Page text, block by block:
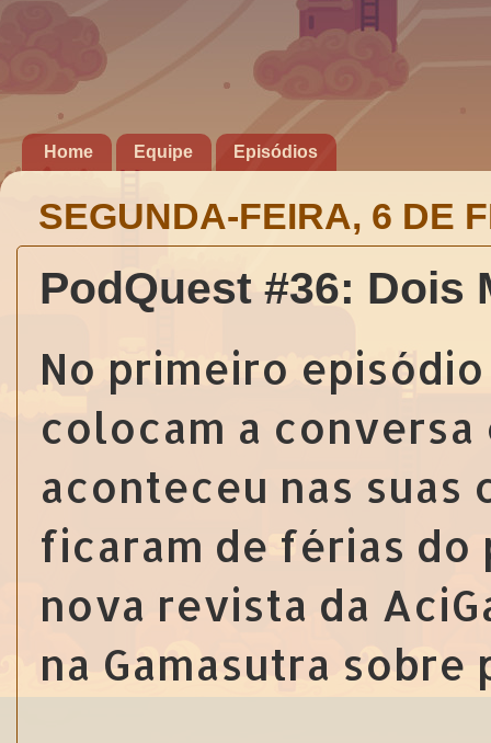
Home Equipe Episódios
SEGUNDA-FEIRA, 6 DE
PodQuest #36: Dois
No primeiro
colocam a conversa
aconteceu nas suas
ficaram de férias do
nova revista da
na Gamasutra sobre